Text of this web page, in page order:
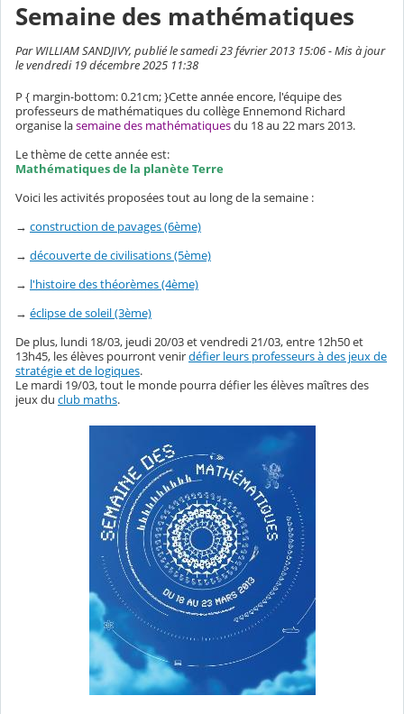
Semaine des mathématiques
Par WILLIAM SANDJIVY, publié le samedi 23 février 2013 15:06 - Mis à jour
le vendredi 19 décembre 2025 11:38
P { margin-bottom: 0.21cm; }Cette année encore, l'équipe des
professeurs de mathématiques du collège Ennemond Richard
organise lasemaine des mathématiquesdu 18 au 22 mars 2013.
Le thème de cette année est:
Mathématiques de la planète Terre
Voici les activités proposées tout au long de la semaine :
→ construction de pavages (6ème)
→ découverte de civilisations (5ème)
→ l'histoire des théorèmes (4ème)
→ éclipse de soleil (3ème)
De plus, lundi 18/03, jeudi 20/03 et vendredi 21/03, entre 12h50 et
13h45, les élèves pourront venirdéfier leurs professeurs à des jeux de
stratégie et de logiques.
Le mardi 19/03, tout le monde pourra défier les élèves maîtres des
jeux du club maths.